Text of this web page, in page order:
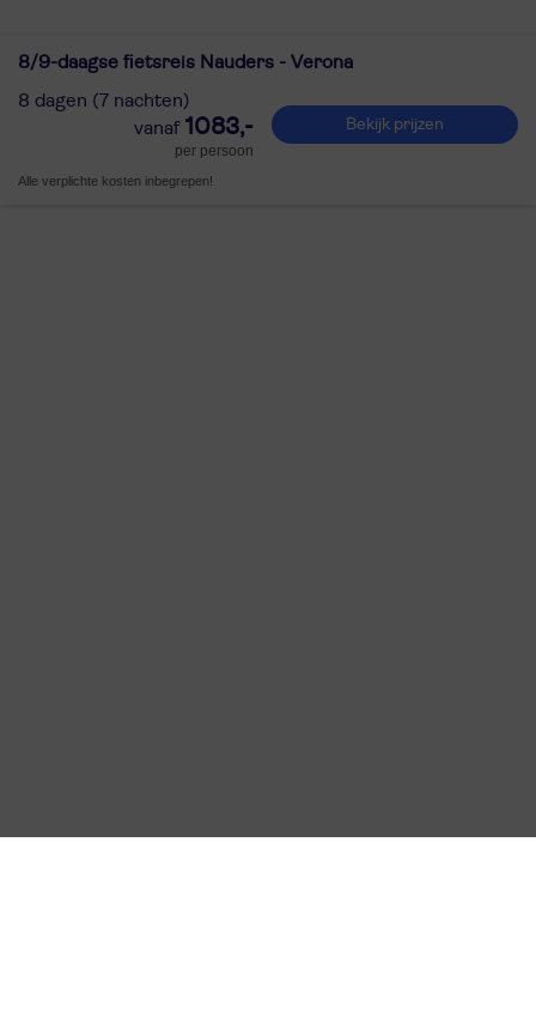
8/9-daagse fietsreis Nauders - Verona
8 dagen (7 nachten)
1083,-
per persoon
Bekijk prijzen
Alle verplichte kosten inbegrepen!